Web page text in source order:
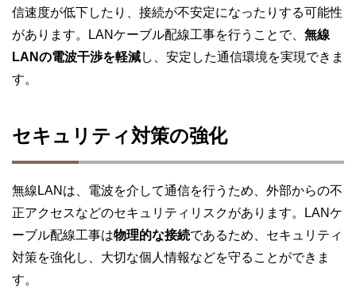
信速度が低下したり、接続が不安定になったりする可能性
があります。LANケーブル配線工事を行うことで、 無線
LANの電波干渉を軽減し、安定した通信環境を実現できま
す。
セキュリティ対策の強化
無線LANは、電波を介して通信を行うため、外部からの不
正アクセスなどのセキュリティリスクがあります。LANケ
ーブル配線工事は物理的な接続であるため、セキュリティ
対策を強化し、大切な個人情報などを守ることができま
す。